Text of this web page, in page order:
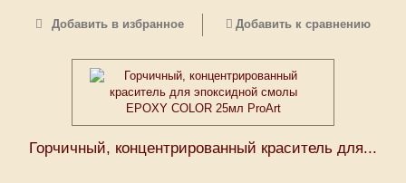
Добавить в избранное Добавить к сравнению
Горчичный, концентрированный краситель для...